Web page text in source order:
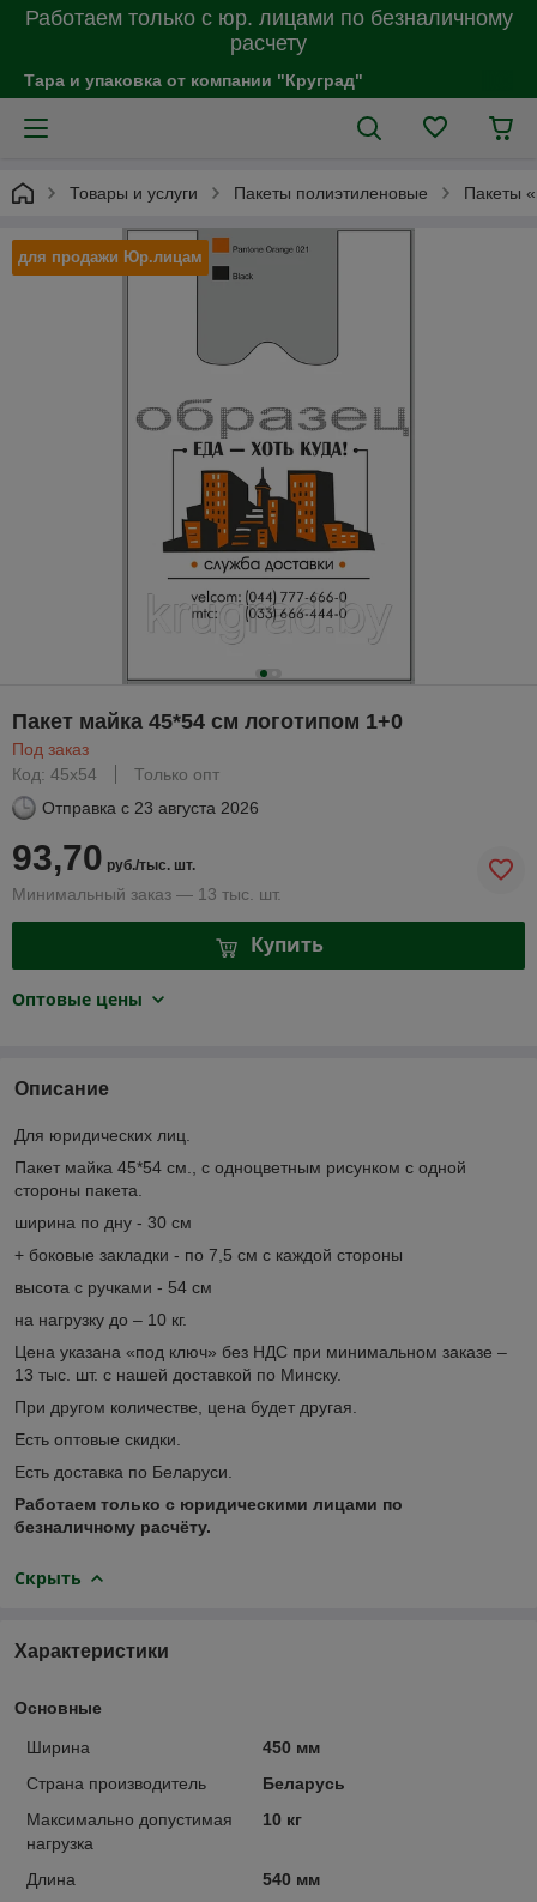
Работаем только с юр. лицами по безналичному
расчету
Тара и упаковка от компании "Круград"
Товары и услуги Пакеты полиэтиленовые Пакеты
для продажи Юр.лицам
Пакет майка 45*54 см логотипом 1+0
Под заказ
Код: 45х54
Только опт
Отправка с 23 августа 2026
93,70 руб./тыс. шт.
Минимальный заказ — 13 тыс. шт.
Купить
Оптовые цены
Описание
Для юридических лиц.
Пакет майка 45*54 см., с одноцветным рисунком с одной
стороны пакета.
ширина по дну - 30 см
+ боковые закладки - по 7,5 см с каждой стороны
высота с ручками - 54 см
на нагрузку до – 10 кг.
Цена указана «под ключ» без НДС при минимальном заказе –
13 тыс. шт. с нашей доставкой по Минску.
При другом количестве, цена будет другая.
Есть оптовые скидки.
Есть доставка по Беларуси.
Работаем только с юридическими лицами по
безналичному расчёту.
Скрыть
Характеристики
Основные
Ширина
450 мм
Страна производитель
Беларусь
Максимально допустимая
нагрузка
10 кг
Длина
540 мм